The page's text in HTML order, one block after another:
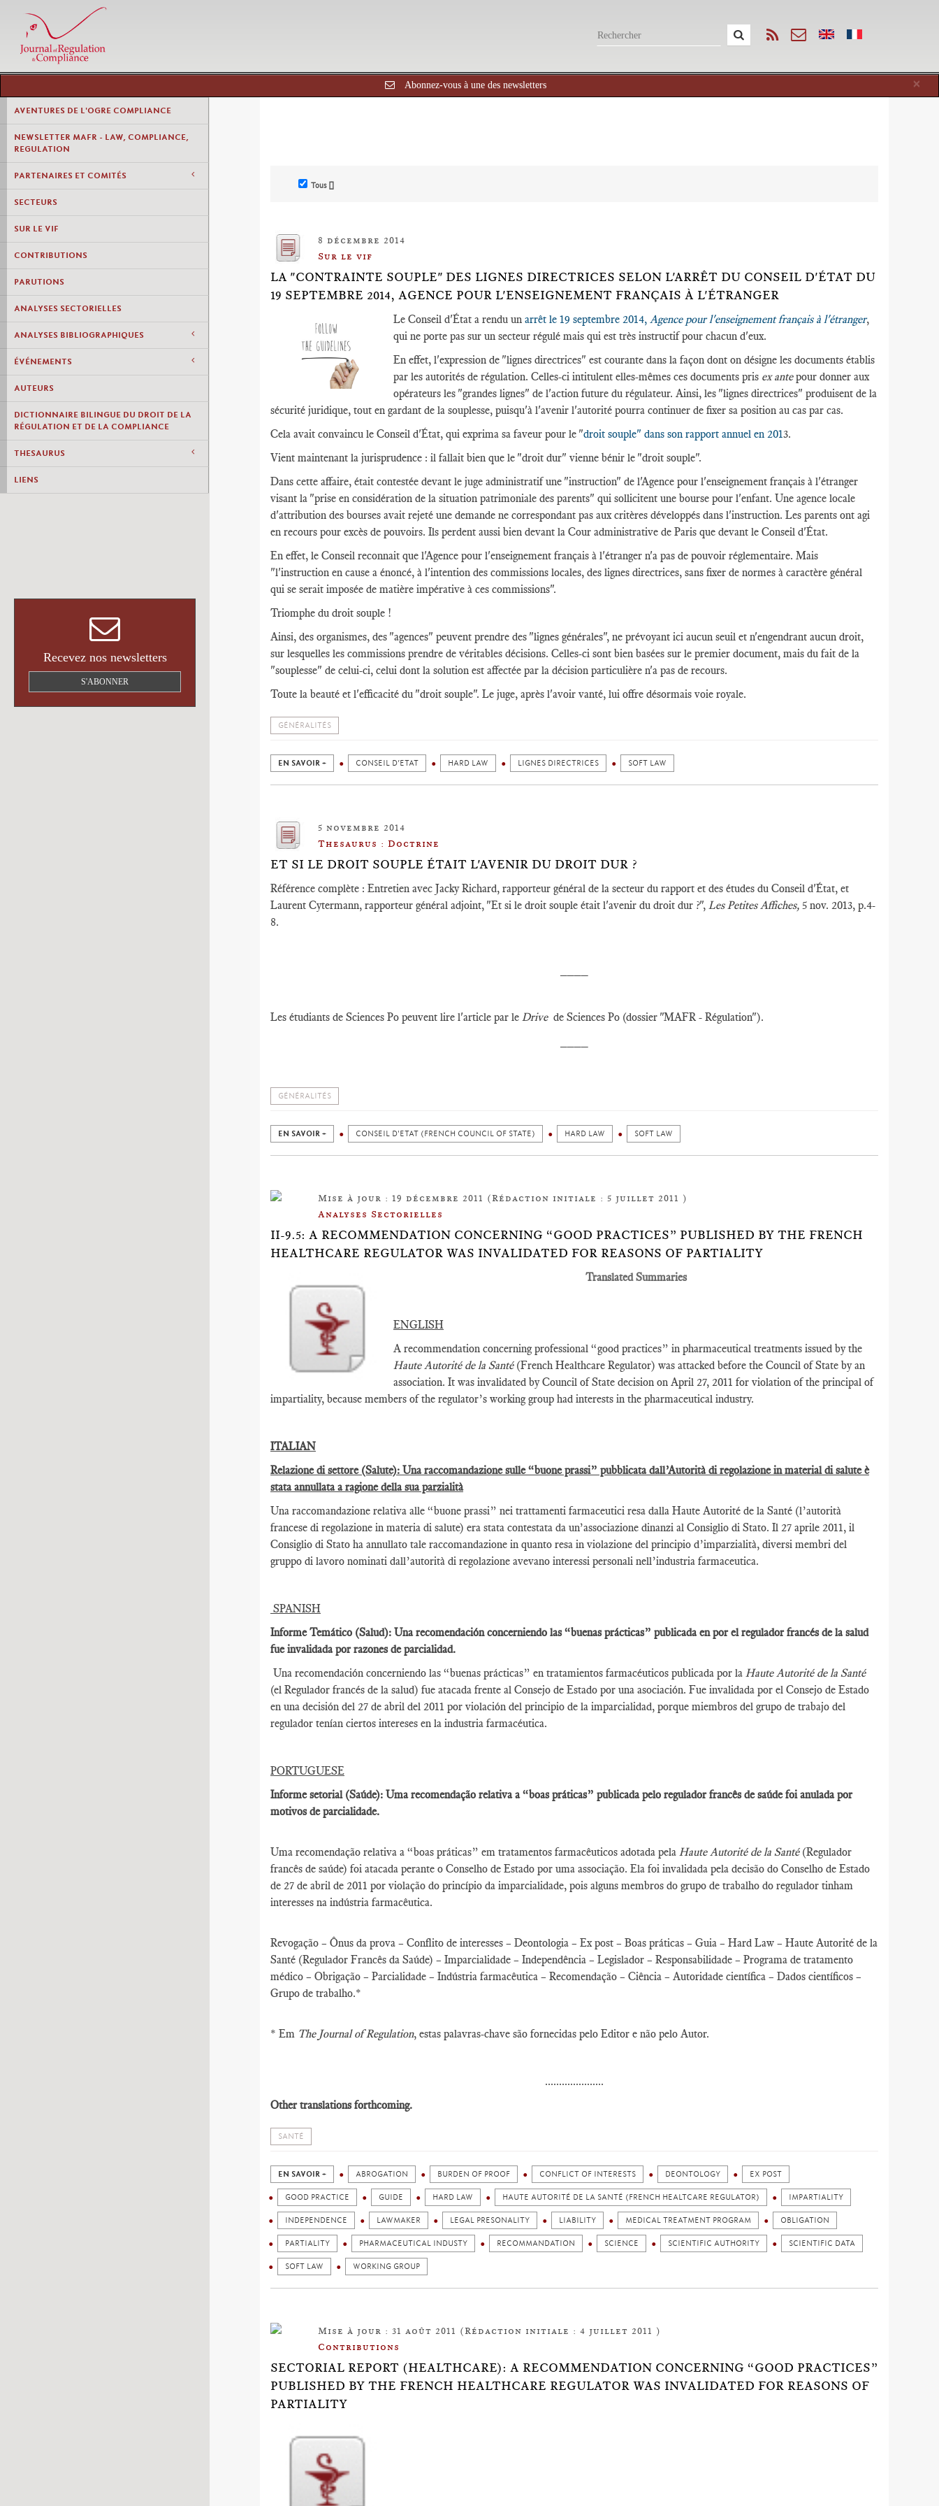
×
Abonnez-vous à une des newsletters
AVENTURES DE L'OGRE COMPLIANCE
NEWSLETTER MAFR - LAW, COMPLIANCE,
REGULATION
PARTENAIRES ET COMITÉS
SECTEURS
SUR LE VIF
CONTRIBUTIONS
PARUTIONS
ANALYSES SECTORIELLES
ANALYSES BIBLIOGRAPHIQUES
ÉVÉNEMENTS
AUTEURS
DICTIONNAIRE BILINGUE DU DROIT DE LA
RÉGULATION ET DE LA COMPLIANCE
THESAURUS
LIENS
Recevez nos newsletters
S'ABONNER
Tous []
8 décembre 2014
Sur le vif
LA "CONTRAINTE SOUPLE" DES LIGNES DIRECTRICES SELON L'ARRÊT DU CONSEIL D'ÉTAT DU
19 SEPTEMBRE 2014, AGENCE POUR L'ENSEIGNEMENT FRANÇAIS À L'ÉTRANGER
Le Conseil d'État a rendu un arrêt le 19 septembre 2014, Agence pour l'enseignement français à l'étranger,
qui ne porte pas sur un secteur régulé mais qui est très instructif pour chacun d'eux.
En effet, l'expression de "lignes directrices" est courante dans la façon dont on désigne les documents établis
par les autorités de régulation. Celles-ci intitulent elles-mêmes ces documents pris ex antepour donner aux
opérateurs les "grandes lignes" de l'action future du régulateur. Ainsi, les "lignes directrices" produisent de la
sécurité juridique, tout en gardant de la souplesse, puisqu'à l'avenir l'autorité pourra continuer de fixer sa position au cas par cas.
Cela avait convaincu le Conseil d'État, qui exprima sa faveur pour le "droit souple" dans son rapport annuel en 2013.
Vient maintenant la jurisprudence : il fallait bien que le "droit dur" vienne bénir le "droit souple".
Dans cette affaire, était contestée devant le juge administratif une "instruction" de l'Agence pour l'enseignement français à l'étranger
visant la "prise en considération de la situation patrimoniale des parents" qui sollicitent une bourse pour l'enfant. Une agence locale
d'attribution des bourses avait rejeté une demande ne correspondant pas aux critères développés dans l'instruction. Les parents ont agi
en recours pour excès de pouvoirs. Ils perdent aussi bien devant la Cour administrative de Paris que devant le Conseil d'État.
En effet, le Conseil reconnait que l'Agence pour l'enseignement français à l'étranger n'a pas de pouvoir réglementaire. Mais
"l'instruction en cause a énoncé, à l'intention des commissions locales, des lignes directrices, sans fixer de normes à caractère général
qui se serait imposée de matière impérative à ces commissions".
Triomphe du droit souple !
Ainsi, des organismes, des "agences" peuvent prendre des "lignes générales", ne prévoyant ici aucun seuil et n'engendrant aucun droit,
sur lesquelles les commissions prendre de véritables décisions. Celles-ci sont bien basées sur le premier document, mais du fait de la
"souplesse" de celui-ci, celui dont la solution est affectée par la décision particulière n'a pas de recours.
Toute la beauté et l'efficacité du "droit souple". Le juge, après l'avoir vanté, lui offre désormais voie royale.
GÉNÉRALITÉS
EN SAVOIR + CONSEIL D’ETAT HARD LAW LIGNES DIRECTRICES SOFT LAW
5 novembre 2014
Thesaurus : Doctrine
ET SI LE DROIT SOUPLE ÉTAIT L'AVENIR DU DROIT DUR ?
Référence complète : Entretien avec Jacky Richard, rapporteur général de la secteur du rapport et des études du Conseil d'État, et
Laurent Cytermann, rapporteur général adjoint, "Et si le droit souple était l'avenir du droit dur ?", Les Petites Affiches, 5 nov. 2013, p.4-
8.
Les étudiants de Sciences Po peuvent lire l'article par le Drive de Sciences Po (dossier "MAFR - Régulation").
GÉNÉRALITÉS
EN SAVOIR + CONSEIL D'ETAT (FRENCH COUNCIL OF STATE) HARD LAW SOFT LAW
Mise à jour : 19 décembre 2011 (Rédaction initiale : 5 juillet 2011 )
Analyses Sectorielles
II-9.5: A RECOMMENDATION CONCERNING “GOOD PRACTICES” PUBLISHED BY THE FRENCH
HEALTHCARE REGULATOR WAS INVALIDATED FOR REASONS OF PARTIALITY
Translated Summaries
ENGLISH
A recommendation concerning professional “good practices” in pharmaceutical treatments issued by the
Haute Autorité de la Santé (French Healthcare Regulator) was attacked before the Council of State by an
association. It was invalidated by Council of State decision on April 27, 2011 for violation of the principal of
impartiality, because members of the regulator’s working group had interests in the pharmaceutical industry.
ITALIAN
Relazione di settore (Salute): Una raccomandazione sulle “buone prassi” pubblicata dall’Autorità di regolazione in material di salute è
stata annullata a ragione della sua parzialità
Una raccomandazione relativa alle “buone prassi” nei trattamenti farmaceutici resa dalla Haute Autorité de la Santé (l’autorità
francese di regolazione in materia di salute) era stata contestata da un’associazione dinanzi al Consiglio di Stato. Il 27 aprile 2011, il
Consiglio di Stato ha annullato tale raccomandazione in quanto resa in violazione del principio d’imparzialità, diversi membri del
gruppo di lavoro nominati dall’autorità di regolazione avevano interessi personali nell’industria farmaceutica.
SPANISH
Informe Temático (Salud): Una recomendación concerniendo las “buenas prácticas” publicada en por el regulador francés de la salud
fue invalidada por razones de parcialidad.
Una recomendación concerniendo las “buenas prácticas” en tratamientos farmacéuticos publicada por la Haute Autorité de la Santé
(el Regulador francés de la salud) fue atacada frente al Consejo de Estado por una asociación. Fue invalidada por el Consejo de Estado
en una decisión del 27 de abril del 2011 por violación del principio de la imparcialidad, porque miembros del grupo de trabajo del
regulador tenían ciertos intereses en la industria farmacéutica.
PORTUGUESE
Informe setorial (Saúde): Uma recomendação relativa a “boas práticas” publicada pelo regulador francês de saúde foi anulada por
motivos de parcialidade.
Uma recomendação relativa a “boas práticas” em tratamentos farmacêuticos adotada pela Haute Autorité de la Santé (Regulador
francês de saúde) foi atacada perante o Conselho de Estado por uma associação. Ela foi invalidada pela decisão do Conselho de Estado
de 27 de abril de 2011 por violação do princípio da imparcialidade, pois alguns membros do grupo de trabalho do regulador tinham
interesses na indústria farmacêutica.
Revogação – Ônus da prova – Conflito de interesses – Deontologia – Ex post – Boas práticas – Guia – Hard Law – Haute Autorité de la
Santé (Regulador Francês da Saúde) – Imparcialidade – Independência – Legislador – Responsabilidade – Programa de tratamento
médico – Obrigação – Parcialidade – Indústria farmacêutica – Recomendação – Ciência – Autoridade científica – Dados científicos –
Grupo de trabalho.*
* Em The Journal of Regulation, estas palavras-chave são fornecidas pelo Editor e não pelo Autor.
.....................
Other translations forthcoming.
SANTÉ
EN SAVOIR + ABROGATION BURDEN OF PROOF CONFLICT OF INTERESTS DEONTOLOGY EX POST
GOOD PRACTICE GUIDE HARD LAW HAUTE AUTORITÉ DE LA SANTÉ (FRENCH HEALTCARE REGULATOR) IMPARTIALITY
INDEPENDENCE LAWMAKER LEGAL PRESONALITY LIABILITY MEDICAL TREATMENT PROGRAM OBLIGATION
PARTIALITY PHARMACEUTICAL INDUSTY RECOMMANDATION SCIENCE SCIENTIFIC AUTHORITY SCIENTIFIC DATA
SOFT LAW WORKING GROUP
Mise à jour : 31 août 2011 (Rédaction initiale : 4 juillet 2011 )
Contributions
SECTORIAL REPORT (HEALTHCARE): A RECOMMENDATION CONCERNING “GOOD PRACTICES”
PUBLISHED BY THE FRENCH HEALTHCARE REGULATOR WAS INVALIDATED FOR REASONS OF
PARTIALITY